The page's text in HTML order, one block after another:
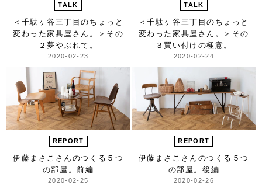
TALK
＜千駄ヶ谷三丁目のちょっと
変わった家具屋さん。＞ その
２夢やぶれて。
2020-02-23
TALK
＜千駄ヶ谷三丁目のちょっと
変わった家具屋さん。＞ その
３買い付けの極意。
2020-02-24
REPORT
伊藤まさこさんのつくる ５つ
の部屋。前編
2020-02-25
REPORT
伊藤まさこさんのつくる ５つ
の部屋。後編
2020-02-26